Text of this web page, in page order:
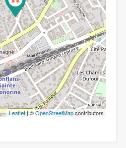
Leaflet| ©OpenStreetMapcontributors